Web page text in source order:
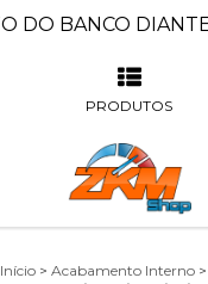
PRODUTOS
Início > Acabamento Interno >